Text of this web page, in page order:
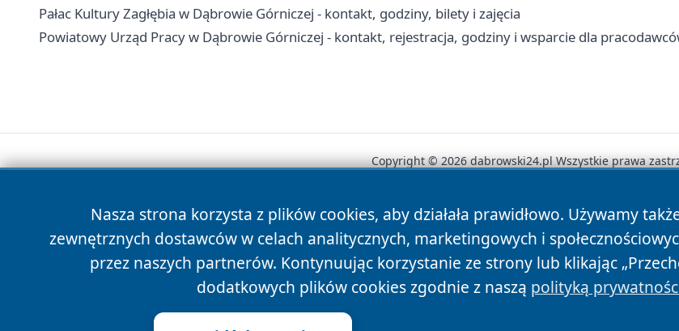
Pałac Kultury Zagłębia w Dąbrowie Górniczej - kontakt, godziny, bilety i zajęcia
Powiatowy Urząd Pracy w Dąbrowie Górniczej - kontakt, rejestracja, godziny i wsparcie dla
Nasza strona korzysta z plików cookies, aby działała prawidłowo. Używamy
zewnętrznych dostawców w celach analitycznych, marketingowych i
przez naszych partnerów. Kontynuując korzystanie ze strony lub klikając
dodatkowych plików cookies zgodnie z naszą polityką
Copyright © 2026 dabrowski24.pl Wszystkie prawa
News Autorzy Polityka Prywatności Polityka